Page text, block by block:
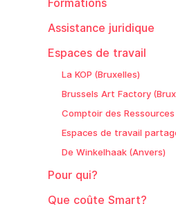
Formations
Assistance juridique
Espaces de travail
La KOP (Bruxelles)
Brussels Art Factory
Comptoir des
Espaces de travail
De Winkelhaak (Anvers)
Pour qui?
Que coûte Smart?